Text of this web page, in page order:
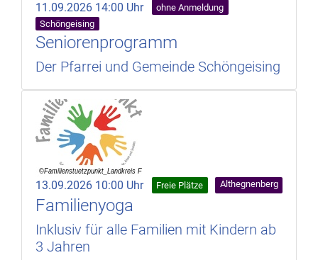
11.09.2026 14:00 Uhr
ohne Anmeldung
Schöngeising
Seniorenprogramm
Der Pfarrei und Gemeinde Schöngeising
13.09.2026 10:00 Uhr Freie Plätze Althegnenberg
Familienyoga
Inklusiv für alle Familien mit Kindern ab
3 Jahren